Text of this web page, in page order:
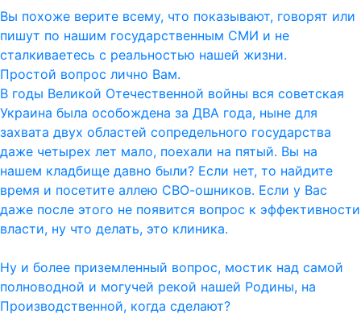
Вы похоже верите всему, что показывают, говорят или
пишут по нашим государственным СМИ и не
сталкиваетесь с реальностью нашей жизни.
Простой вопрос лично Вам.
В годы Великой Отечественной войны вся советская
Украина была особождена за ДВА года, ныне для
захвата двух областей сопредельного государства
даже четырех лет мало, поехали на пятый. Вы на
нашем кладбище давно были? Если нет, то найдите
время и посетите аллею СВО-ошников. Если у Вас
даже после этого не появится вопрос к эффективности
власти, ну что делать, это клиника.
Ну и более приземленный вопрос, мостик над самой
полноводной и могучей рекой нашей Родины, на
Производственной, когда сделают?